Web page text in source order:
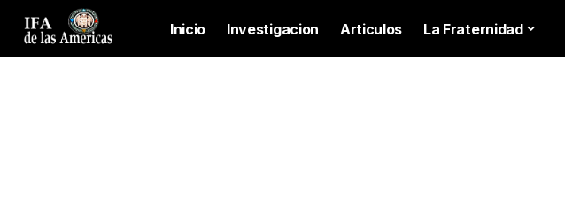
Inicio Investigacion Articulos La Fraternidad